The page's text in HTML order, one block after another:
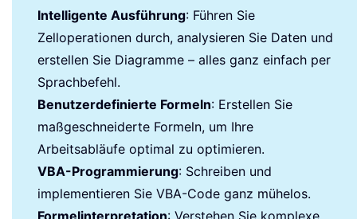
Intelligente Ausführung: Führen Sie
Zelloperationen durch, analysieren Sie Daten und
erstellen Sie Diagramme – alles ganz einfach per
Sprachbefehl.
Benutzerdefinierte Formeln: Erstellen Sie
maßgeschneiderte Formeln, um Ihre
Arbeitsabläufe optimal zu optimieren.
VBA-Programmierung: Schreiben und
implementieren Sie VBA-Code ganz mühelos.
Formelinterpretation: Verstehen Sie komplexe